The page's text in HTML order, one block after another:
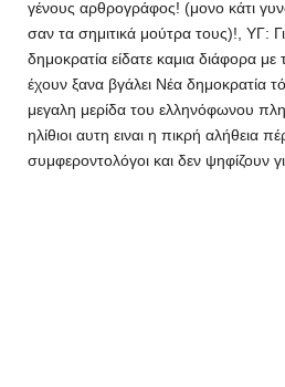
γένους αρθρογράφος! (μονο κάτι
σαν τα σημιτικά μούτρα τους)!, ΥΓ:
δημοκρατία είδατε καμια διάφορα
έχουν ξανα βγάλει Νέα δημοκρατία
μεγαλη μερίδα του ελληνόφωνου
ηλίθιοι αυτη ειναι η πικρή αλήθεια
συμφεροντολόγοι και δεν ψηφίζουν